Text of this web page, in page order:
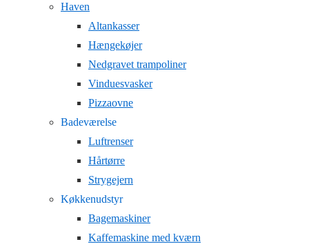
Haven
Altankasser
Hængekøjer
Nedgravet trampoliner
Vinduesvasker
Pizzaovne
Badeværelse
Luftrenser
Hårtørre
Strygejern
Køkkenudstyr
Bagemaskiner
Kaffemaskine med kværn